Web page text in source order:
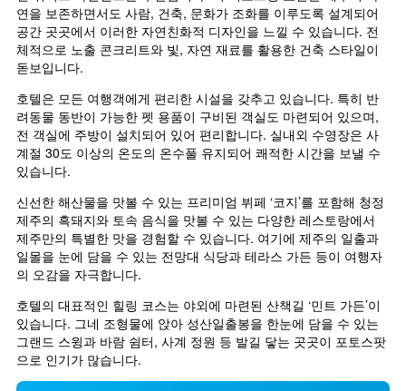
연을 보존하면서도 사람, 건축, 문화가 조화를 이루도록 설계되어
공간 곳곳에서 이러한 자연친화적 디자인을 느낄 수 있습니다. 전
체적으로 노출 콘크리트와 빛, 자연 재료를 활용한 건축 스타일이
돋보입니다.
호텔은 모든 여행객에게 편리한 시설을 갖추고 있습니다. 특히 반
려동물 동반이 가능한 펫 용품이 구비된 객실도 마련되어 있으며,
전 객실에 주방이 설치되어 있어 편리합니다. 실내외 수영장은 사
계절 30도 이상의 온도의 온수풀 유지되어 쾌적한 시간을 보낼 수
있습니다.
신선한 해산물을 맛볼 수 있는 프리미엄 뷔페 ‘코지’를 포함해 청정
제주의 흑돼지와 토속 음식을 맛볼 수 있는 다양한 레스토랑에서
제주만의 특별한 맛을 경험할 수 있습니다. 여기에 제주의 일출과
일몰을 눈에 담을 수 있는 전망대 식당과 테라스 가든 등이 여행자
의 오감을 자극합니다.
호텔의 대표적인 힐링 코스는 야외에 마련된 산책길 ‘민트 가든’이
있습니다. 그네 조형물에 앉아 성산일출봉을 한눈에 담을 수 있는
그랜드 스윙과 바람 쉼터, 사계 정원 등 발길 닿는 곳곳이 포토스팟
으로 인기가 많습니다.